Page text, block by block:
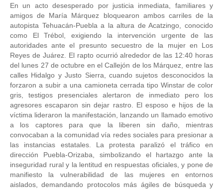
En un acto desesperado por justicia inmediata, familiares y
amigos de María Márquez bloquearon ambos carriles de la
autopista Tehuacán-Puebla a la altura de Acatzingo, conocido
como El Trébol, exigiendo la intervención urgente de las
autoridades ante el presunto secuestro de la mujer en Los
Reyes de Juárez. El rapto ocurrió alrededor de las 12:40 horas
del lunes 27 de octubre en el Callejón de los Márquez, entre las
calles Hidalgo y Justo Sierra, cuando sujetos desconocidos la
forzaron a subir a una camioneta cerrada tipo Winstar de color
gris, testigos presenciales alertaron de inmediato pero los
agresores escaparon sin dejar rastro. El esposo e hijos de la
víctima lideraron la manifestación, lanzando un llamado emotivo
a los captores para que la liberen sin daño, mientras
convocaban a la comunidad vía redes sociales para presionar a
las instancias estatales. La protesta paralizó el tráfico en
dirección Puebla-Orizaba, simbolizando el hartazgo ante la
inseguridad rural y la lentitud en respuestas oficiales, y pone de
manifiesto la vulnerabilidad de las mujeres en entornos
aislados, demandando protocolos más ágiles de búsqueda y